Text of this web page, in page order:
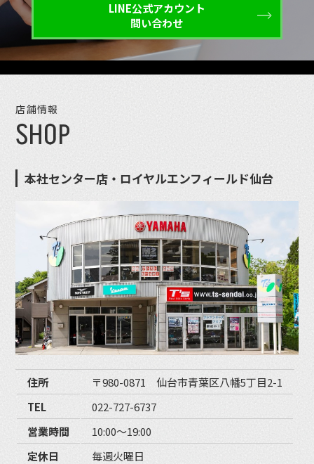
LINE公式アカウント
問い合わせ
店舗情報
SHOP
本社センター店・ロイヤルエンフィールド仙台
住所
〒980-0871 仙台市青葉区八幡5丁目2-1
TEL
022-727-6737
営業時間
10:00〜19:00
定休日
毎週火曜日